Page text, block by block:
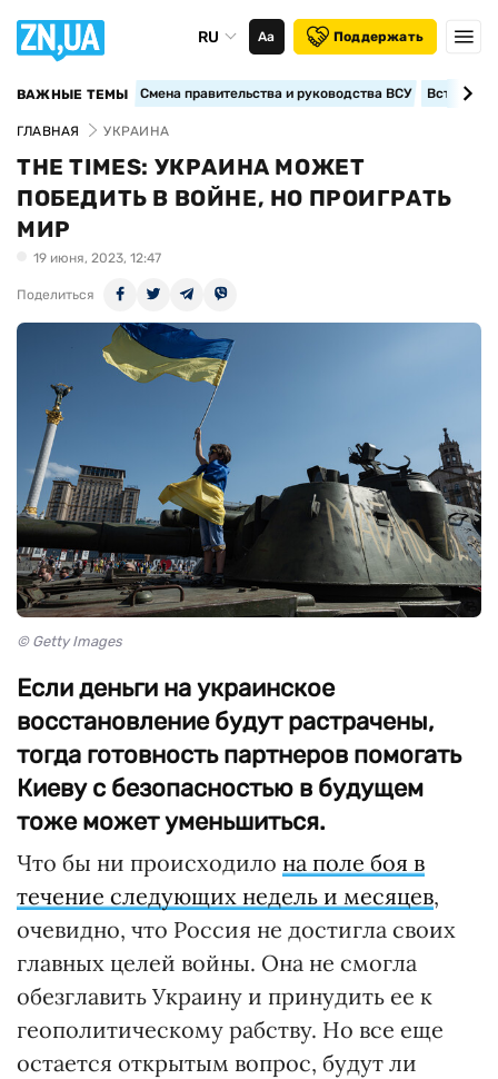
RU Аа Поддержать
ВАЖНЫЕ ТЕМЫ Смена правительства и руководства ВСУ
ГЛАВНАЯ УКРАИНА
THE TIMES: УКРАИНА МОЖЕТ
ПОБЕДИТЬ В ВОЙНЕ, НО ПРОИГРАТЬ
МИР
19 июня, 2023, 12:47
Поделиться
© Getty Images
Если деньги на украинское
восстановление будут растрачены,
тогда готовность партнеров помогать
Киеву с безопасностью в будущем
тоже может уменьшиться.
Что бы ни происходило на поле боя в
течение следующих недель и месяцев,
очевидно, что Россия не достигла своих
главных целей войны. Она не смогла
обезглавить Украину и принудить ее к
геополитическому рабству. Но все еще
остается открытым вопрос, будут ли